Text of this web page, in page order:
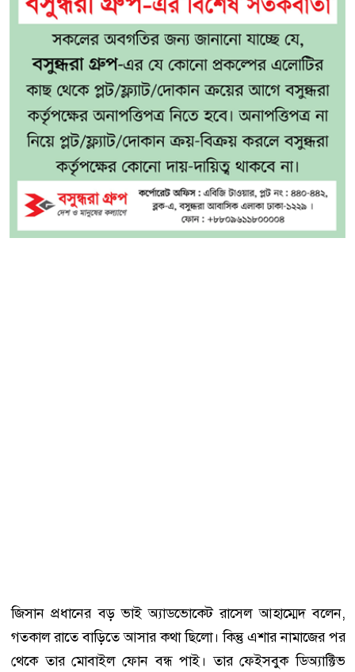
জিসান প্রধানের বড় ভাই অ্যাডভোকেট রাসেল আহাম্মেদ বলেন,
গতকাল রাতে বাড়িতে আসার কথা ছিলো। কিন্তু এশার নামাজের পর
থেকে তার মোবাইল ফোন বন্ধ পাই। তার ফেইসবুক ডিঅ্যাক্টিভ